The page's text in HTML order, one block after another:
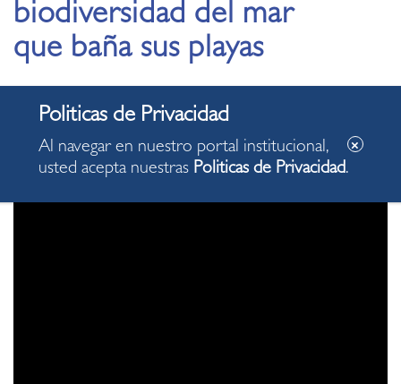
biodiversidad del mar
que baña sus playas
26.02.2020
Al navegar en nuestro portal institucional,
usted acepta nuestras Politicas de Privacidad.